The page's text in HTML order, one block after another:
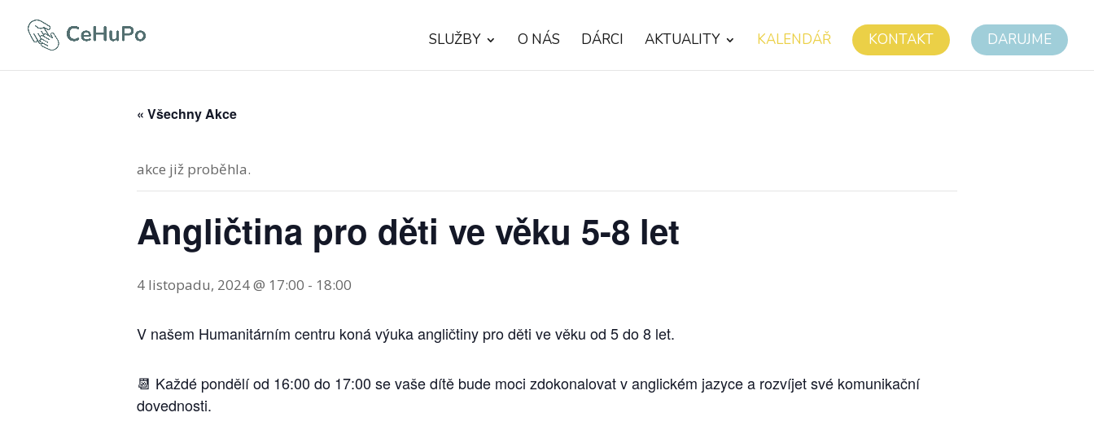
SLUŽBY O NÁS DÁRCI AKTUALITY KALENDÁŘ KONTAKT DARUJME
« Všechny Akce
akce již proběhla.
Angličtina pro děti ve věku 5-8 let
4 listopadu, 2024 @ 17:00 - 18:00
V našem Humanitárním centru koná výuka angličtiny pro děti ve věku od 5 do 8 let.
📆 Každé pondělí od 16:00 do 17:00 se vaše dítě bude moci zdokonalovat v anglickém jazyce a rozvíjet své komunikační
dovednosti.